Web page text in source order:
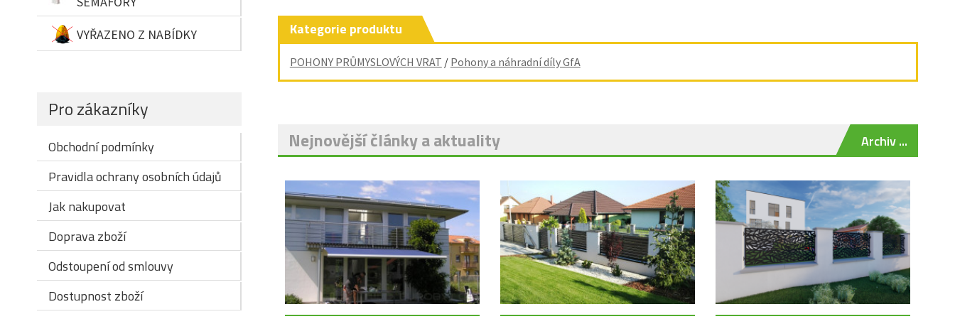
VYŘAZENO Z NABÍDKY
Pro zákazníky
Obchodní podmínky
Pravidla ochrany osobních údajů
Jak nakupovat
Doprava zboží
Odstoupení od smlouvy
Dostupnost zboží
Kategorie produktu
POHONY PRŮMYSLOVÝCH VRAT / Pohony a náhradní díly GfA
Nejnovější články a aktuality Archiv ...